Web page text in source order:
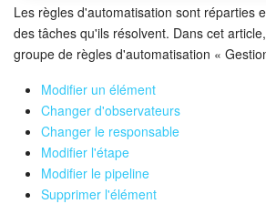
Gestion des stocks
Messagerie web
CRM
Réservation en ligne
CoPilot - IA dans Bitrix24
Les règles d'automatisation sont réparties
des tâches qu'ils résolvent. Dans cet
groupe de règles d'automatisation «
Modifier un élément
Changer d'observateurs
Changer le responsable
Modifier l'étape
Modifier le pipeline
Supprimer l'élément